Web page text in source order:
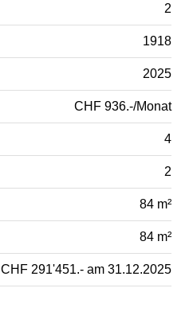
2
1918
2025
CHF 936.-/Monat
4
2
84 m²
84 m²
CHF 291'451.- am 31.12.2025